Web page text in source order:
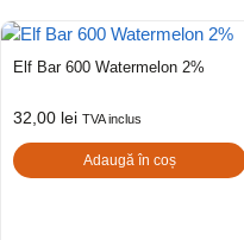
Elf Bar 600 Watermelon 2%
32,00 lei TVA inclus
Adaugă în coș